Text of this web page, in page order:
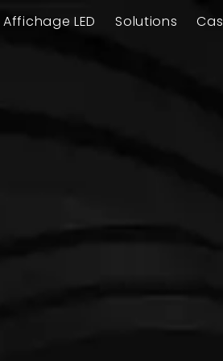
Affichage LED Solutions Cas